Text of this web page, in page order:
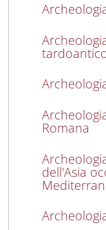
Romana
dell'Asia